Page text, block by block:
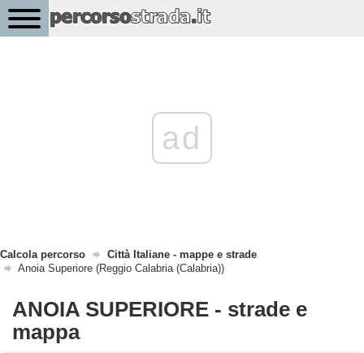
ad
Calcola percorso
Città Italiane - mappe e strade
Anoia Superiore (Reggio Calabria (Calabria))
ANOIA SUPERIORE - strade e
mappa